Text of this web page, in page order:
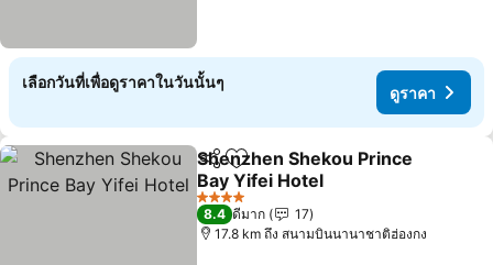
เลือกวันที่เพื่อดูราคาในวันนั้นๆ
ดูราคา
แชร์ เพิ่มในรายการโปรด
Shenzhen Shekou Prince
Bay Yifei Hotel
ดูราคา
4 ดาว
8.4 ดีมาก
17
17.8 km ถึง สนามบินนานาชาติฮ่องกง